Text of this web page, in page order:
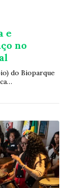
e
no
do Bioparque